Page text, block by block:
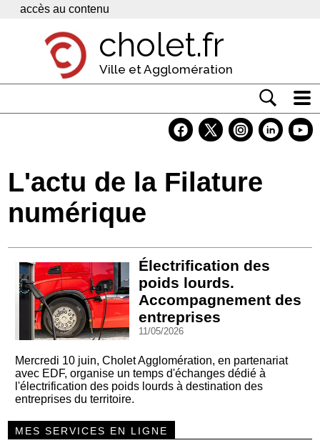
Panneau de gestion des cookies
accès au contenu
cholet.fr
Ville et Agglomération
Economie
Services
L'actu de la Filature
numérique
Électrification des
poids lourds.
Accompagnement des
entreprises
11/05/2026
Mercredi 10 juin, Cholet Agglomération, en partenariat
avec EDF, organise un temps d'échanges dédié à
l'électrification des poids lourds à destination des
entreprises du territoire.
MES SERVICES EN LIGNE